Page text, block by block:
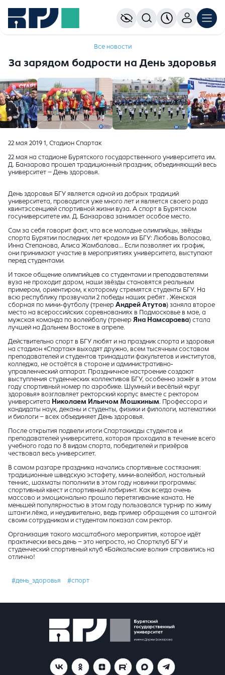
Все новости
За зарядом бодрости на День здоровья
22 мая 2019 1, Стадион Спартак
22 мая на стадионе Бурятского государственного университета им.
Д. Банзарова прошел традиционный праздник, объединяющий весь
университет – День здоровья.
День здоровья БГУ является одной из добрых традиций
университета, проводится уже много лет и является своего рода
квинтэссенцией спортивной жизни вуза. А спорт в Бурятском
госуниверситете им. Д. Банзарова занимает особое место.
Сам за себя говорит факт, что все молодые олимпийцы, звёзды
спорта Бурятии последних лет «родом» из БГУ: Любовь Волосова,
Инна Степанова, Алиса Жамбалова… Если позволяет их график,
они принимают участие в мероприятиях университета, выступают
перед студентами.
И такое общение олимпийцев со студентами и преподавателями
вуза не проходит даром, наши звёзды становятся реальным
примером, ориентиром, к которому стремятся студенты БГУ. На
всю республику прозвучали 2 победы наших ребят . Женская
сборная по мини-футболу (тренер Андрей Атутов) заняла второе
место на всероссийских соревнованиях в Подмосковье в мае, а
мужская команда по волейболу (тренер Яна Намсараева) стала
лучшей на Дальнем Востоке в апреле.
Действительно спорт в БГУ любят и на праздник спорта и здоровья
на стадион «Спартак» выходят дружно, всем тысячным составом
преподавателей и студентов тринадцати факультетов и институтов,
колледжа, не остаётся в стороне и административно-
управленческий аппарат. Праздничное настроение создают
выступления студенческих коллективов БГУ, особенно зажёг в этом
году спортивный номер по аэробике. Шумный и весёлый «круг
здоровья» возглавляет ректорский корпус вместе с ректором
университета Николаем Ильичом Мошкиным. Профессора и
кандидаты наук, деканы и студенты, физики и филологи, математики
и биологи – всех объединяет День здоровья.
После открытия подвели итоги Спартакиады студентов и
преподавателей университета, которая проходила в течение всего
учебного года по 8 видам спорта, победителей и призёров
чествовал весь университет.
В самом разгаре праздника начались спортивные состязания:
традиционные шведскую эстафету, мини-волейбол, настольный
теннис, шахматы пополнили в этом году новинки программы:
спортивный квест и спортивный лабиринт. Как всегда очень
массово и эмоционально прошло перетягивание каната. Не
меньшей популярностью в этом году пользовался турнир по жиму
штанги лёжа, и неудивительно, ведь пример обращения со штангой
своим сотрудникам и студентам показал сам ректор.
Организация такого масштабного мероприятия, которое идёт
практически весь день – это непросто, но Спортклуб БГУ и
студенческий спортивный клуб «Байкальские волки» справились на
отлично!
#день_здоровья #спорт